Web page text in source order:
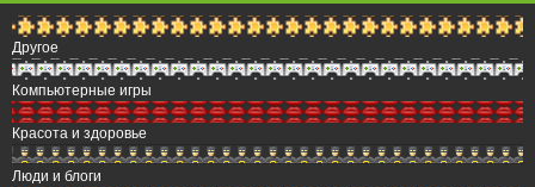
Другое
Компьютерные игры
Красота и здоровье
Люди и блоги